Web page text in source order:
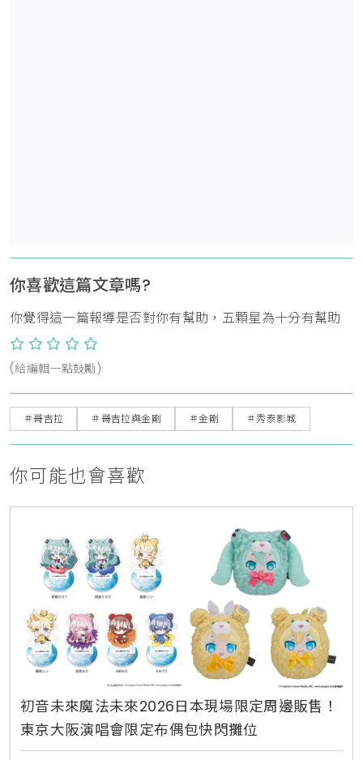
你喜歡這篇文章嗎?
你覺得這一篇報導是否對你有幫助，五顆星為十分有幫助
(給編輯一點鼓勵)
＃哥吉拉 ＃哥吉拉與金剛 ＃金剛 ＃秀泰影城
你可能也會喜歡
初音未來魔法未來2026日本現場限定周邊販售！
東京大阪演唱會限定布偶包快閃攤位